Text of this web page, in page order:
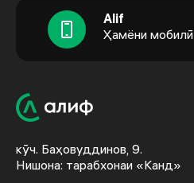
Alif
Ҳамёни мобилӣ
кӯч. Баҳовуддинов, 9.
Нишона: тарабхонаи «Канд»